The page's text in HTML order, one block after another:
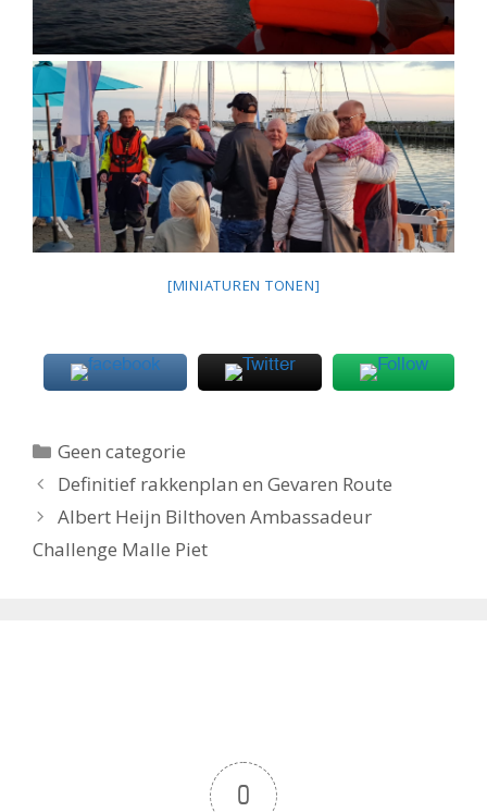
[MINIATUREN TONEN]
Categorieën
Geen categorie
Definitief rakkenplan en Gevaren Route
Albert Heijn Bilthoven Ambassadeur
Challenge Malle Piet
0